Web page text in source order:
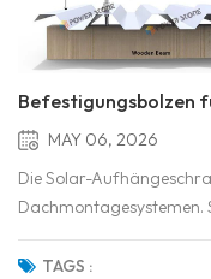
Befestigungsbolzen
MAY 06, 2026
Die Solar-
Dachmontagesystemen.
über M10-
die Montage auf
TAGS :